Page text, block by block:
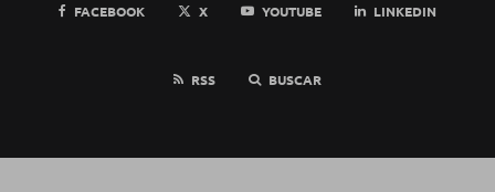
FACEBOOK X YOUTUBE LINKEDIN
RSS BUSCAR